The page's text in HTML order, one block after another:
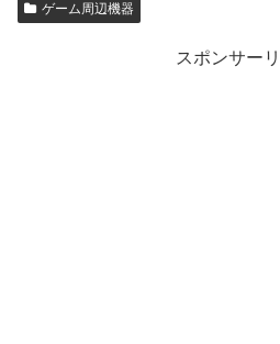
ゲーム周辺機器
スポンサー